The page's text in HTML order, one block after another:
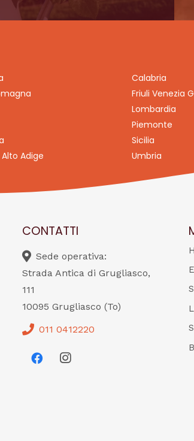
Calabria
Friuli Venezia
Lombardia
Piemonte
Sicilia
Adige
Umbria
CONTATTI
Sede operativa:
Strada Antica di Grugliasco,
111
10095 Grugliasco (To)
011 0412220